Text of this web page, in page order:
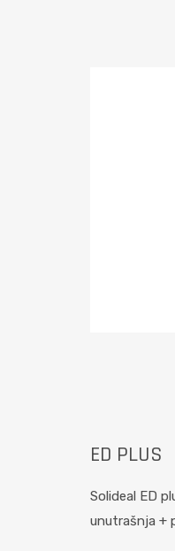
ED PLUS
Solideal ED
unutrašnja +